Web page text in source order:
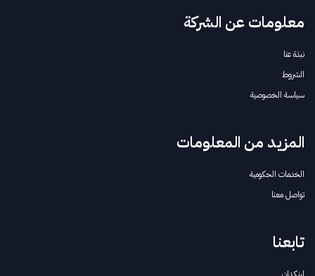
معلومات عن الشركة
نبذة عنا
الشروط
سياسة الخصوصية
المزيد من المعلومات
الخدمات الحكومية
تواصل معنا
تابعنا